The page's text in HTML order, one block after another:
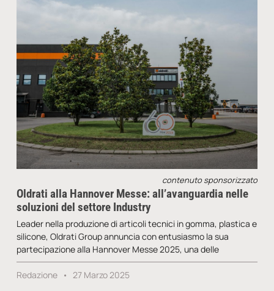
contenuto sponsorizzato
Oldrati alla Hannover Messe: all’avanguardia nelle
soluzioni del settore Industry
Leader nella produzione di articoli tecnici in gomma, plastica e
silicone, Oldrati Group annuncia con entusiasmo la sua
partecipazione alla Hannover Messe 2025, una delle
Redazione 27 Marzo 2025